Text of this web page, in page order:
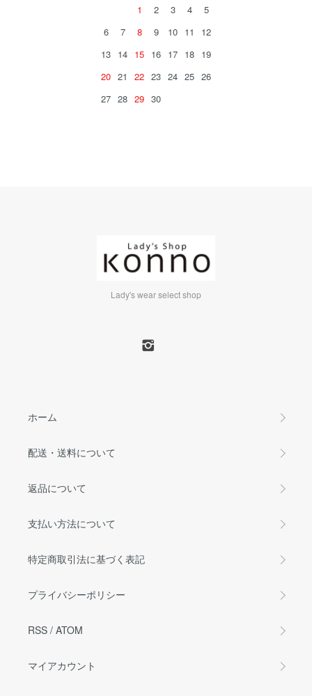
1
2 3 4
5
6
7 8 9 10 11
12
13 14 15 16 17 18 19
20 21 22 23 24 25 26
27 28 29 30
Lady's wear select shop
ホーム
配送・送料について
返品について
支払い方法について
特定商取引法に基づく表記
プライバシーポリシー
RSS / ATOM
マイアカウント